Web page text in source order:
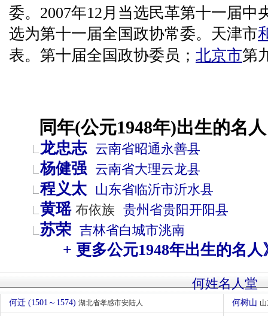
委。2007年12月当选民革第十一届中
选为第十一届全国政协常委。天津市
表。第十届全国政协委员； 北京市第
同年(公元1948年)出生的名
龙忠志 云南省昭通永善县
杨健强 云南省大理云龙县
程义太 山东省临沂市沂水县
黄瑶 布依族 贵州省贵阳开阳县
苏荣 吉林省白城市洮南
+ 更多公元1948年出生的名人
何姓名人堂
何迁 (1501～1574) 湖北省孝感市安陆人 何树山